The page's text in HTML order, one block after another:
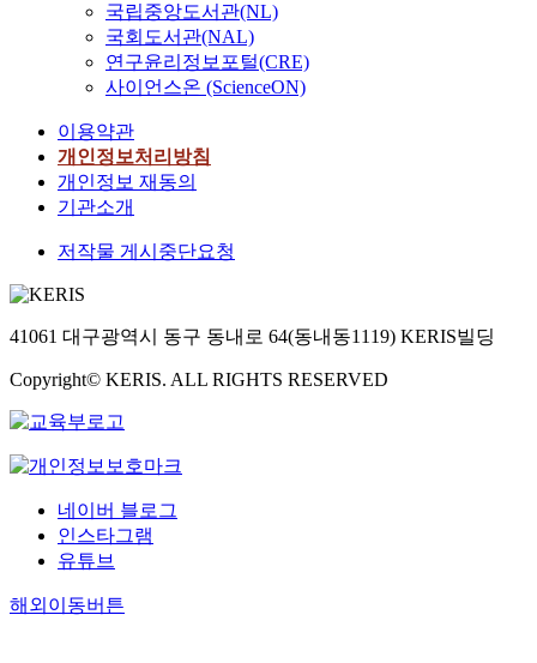
국립중앙도서관(NL)
국회도서관(NAL)
연구윤리정보포털(CRE)
사이언스온 (ScienceON)
이용약관
개인정보처리방침
개인정보 재동의
기관소개
저작물 게시중단요청
41061 대구광역시 동구 동내로 64(동내동1119) KERIS빌딩
Copyright© KERIS. ALL RIGHTS RESERVED
네이버 블로그
인스타그램
유튜브
해외이동버튼